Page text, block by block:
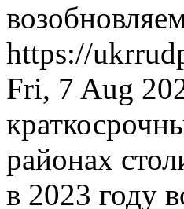
https://
Fri, 7 Aug
районах
в 2023 году